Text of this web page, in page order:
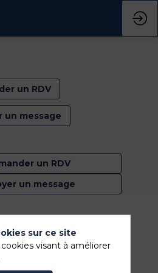
un RDV
un message
un RDV
un message
sauce au sésame
met sesamsaus
sur ce site
visant à améliorer